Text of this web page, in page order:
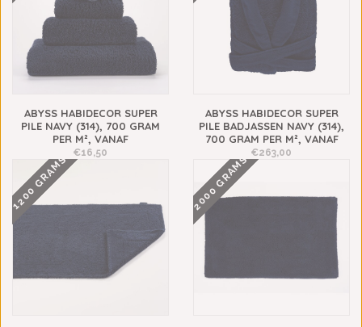
ABYSS HABIDECOR SUPER
PILE NAVY (314), 700 GRAM
PER M², VANAF
€16,50
ABYSS HABIDECOR SUPER
PILE BADJASSEN NAVY (314),
700 GRAM PER M², VANAF
€263,00
1200 GRAMS 2000 GRAMS